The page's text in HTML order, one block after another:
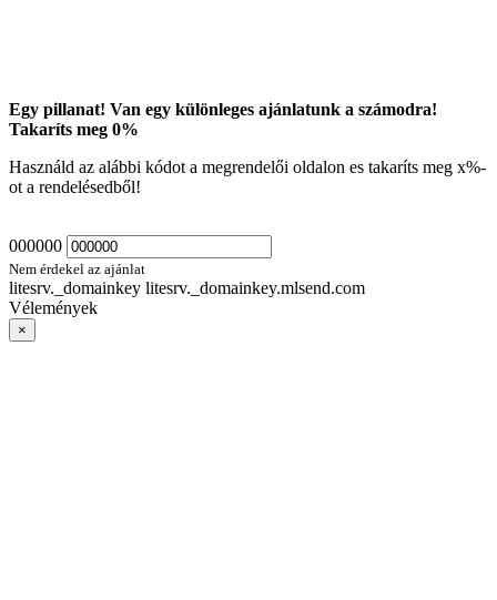
Egy pillanat! Van egy különleges ajánlatunk a számodra!
Takaríts meg 0%
Használd az alábbi kódot a megrendelői oldalon es takaríts meg x%-
ot a rendelésedből!
000000
Nem érdekel az ajánlat
litesrv._domainkey litesrv._domainkey.mlsend.com
Vélemények
×